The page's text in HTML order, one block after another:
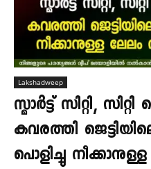
Lakshadweep
സ്മാർട്ട് സിറ്റി,
കവരത്തി
പൊളിച്ചു